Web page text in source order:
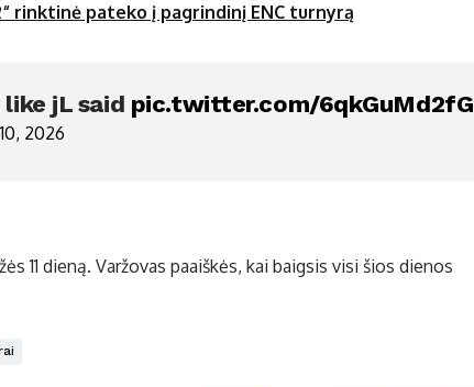
rinktinė pateko į pagrindinį ENC turnyrą
jL said pic.twitter.com/6qkGuMd2fG
2026
11 dieną. Varžovas paaiškės, kai baigsis visi šios dienos